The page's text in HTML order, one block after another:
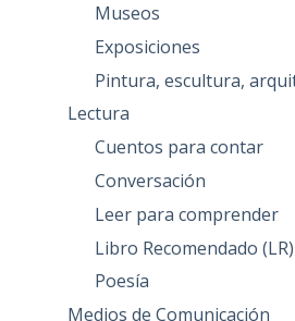
Museos
Exposiciones
Pintura, escultura,
Lectura
Cuentos para contar
Conversación
Leer para comprender
Libro Recomendado (LR)
Poesía
Medios de Comunicación